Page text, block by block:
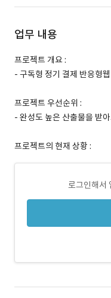
업무 내용
프로젝트 개요 :
- 구독형 정기 결제 반응형
프로젝트 우선순위 :
- 완성도 높은 산출물을 받
프로젝트의 현재 상황 :
로그인해서